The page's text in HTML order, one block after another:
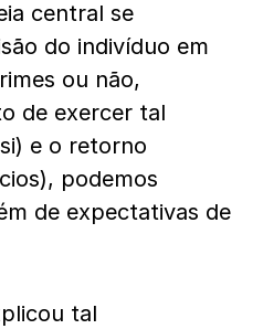
central se
do indivíduo em
ou não,
de exercer tal
e o retorno
podemos
de expectativas de
tal